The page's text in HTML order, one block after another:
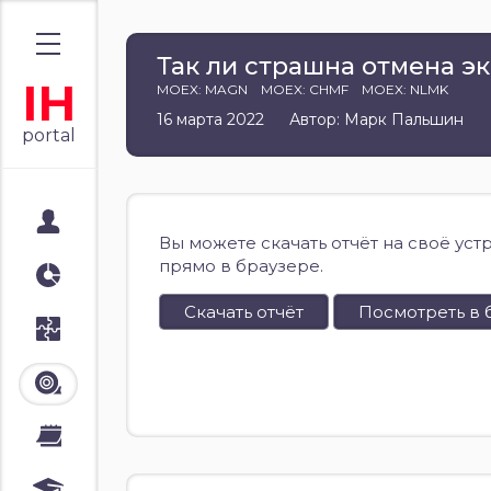
IH
portal
Аналитика
Стратегии
Лента
Календари
Так ли страшна отмена
MOEX: MAGN MOEX: CHMF MOEX: NLMK
16 марта 2022 Автор: Марк Пальшин
Вы можете скачать отчёт на своё
прямо в браузере.
Скачать отчёт Посмотреть в